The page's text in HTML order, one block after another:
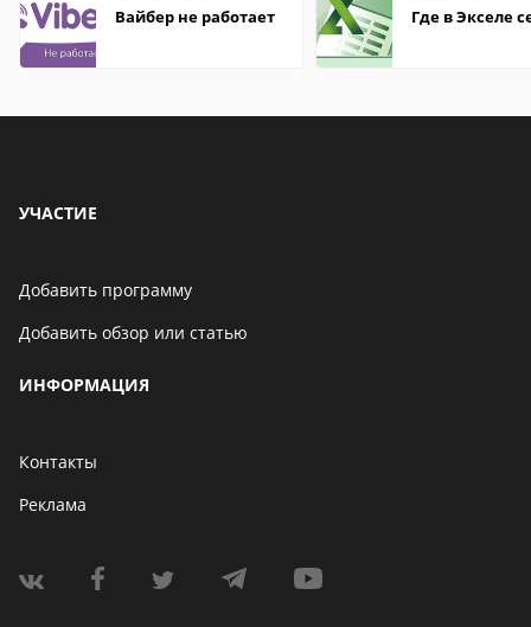
Вайбер не работает Где в Экселе
УЧАСТИЕ
Добавить программу
Добавить обзор или статью
ИНФОРМАЦИЯ
Контакты
Реклама